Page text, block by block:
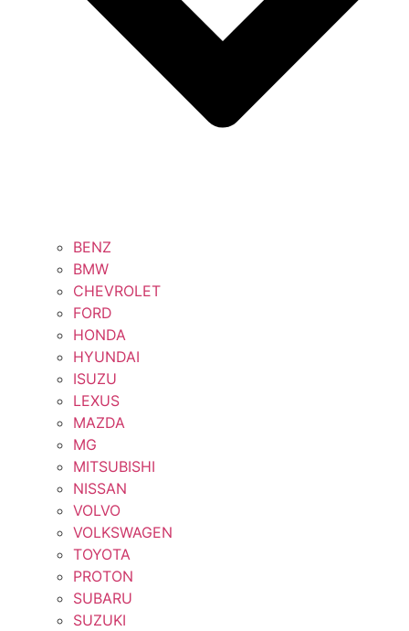
BENZ
BMW
CHEVROLET
FORD
HONDA
HYUNDAI
ISUZU
LEXUS
MAZDA
MG
MITSUBISHI
NISSAN
VOLVO
VOLKSWAGEN
TOYOTA
PROTON
SUBARU
SUZUKI